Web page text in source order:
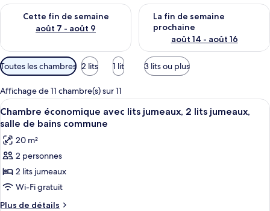
Cette fin de semaine
août 7 - août 9
Vérifier la disponibilité pour cette fin de semaine août 7 -
La fin de semaine
prochaine
août 14 - août 16
Vérifier la disponibilité pour
Filtres
disponibles
pour
les
chambres
Toutes les chambres 2 lits 1 lit 3 lits ou plus
Affichage de 11 chambre(s) sur 11
Afficher
toutes
les
photos
pour
ce
type
de
Une chambre avec deux lits, chacun
10
Chambre économique avec lits jumeaux, 2 lits jumeaux,
salle de bains commune
20 m²
2 personnes
2 lits jumeaux
Wi-Fi gratuit
Plus de détails
Plus